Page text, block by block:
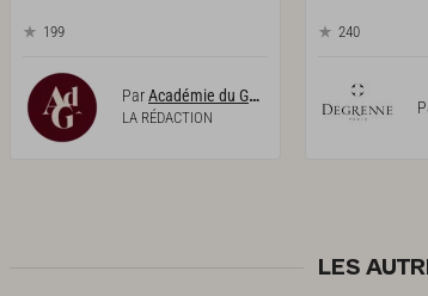
199
ParAcadémie du Goût
LA RÉDACTION
240
LES